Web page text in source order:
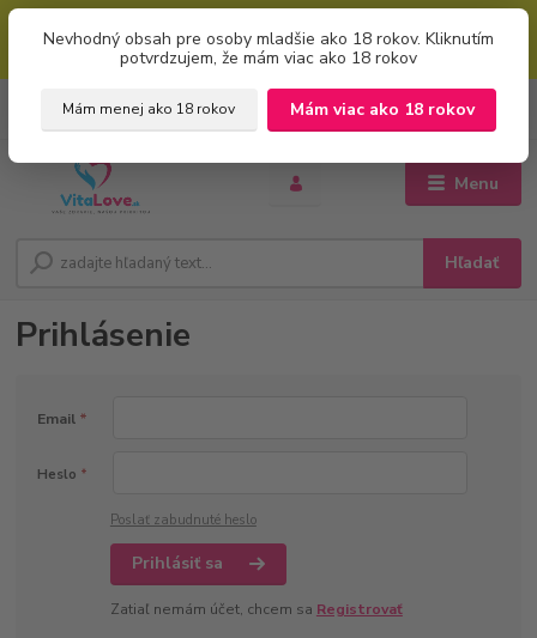
bez úvodzoviek). Zľavový kód zadajte v prvom kroku košíku zaškrtnutím
políčka: "mám zľavový kupón"
Nevhodný obsah pre osoby mladšie ako 18 rokov. Kliknutím
potvrdzujem, že mám viac ako 18 rokov
Mám menej ako 18 rokov Mám viac ako 18 rokov
Menu
Hľadať
+421 951 733 848
(Po-Pia, 8-16 hod.)
za
Prihlásenie
Email *
Heslo *
Poslať zabudnuté heslo
Prihlásiť sa
Zatiaľ nemám účet, chcem sa Registrovať